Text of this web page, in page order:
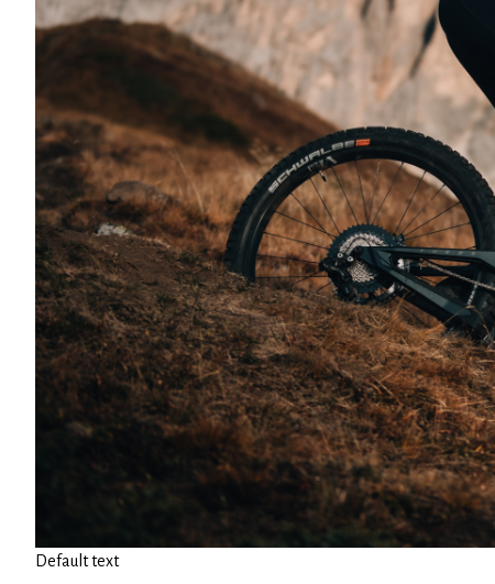
Default text